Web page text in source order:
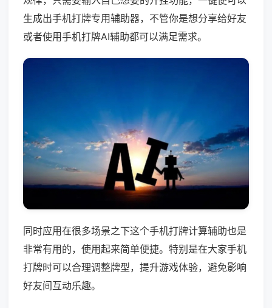
生成出手机打牌专用辅助器，不管你是想分享给好友
或者使用手机打牌AI辅助都可以满足需求。
同时应用在很多场景之下这个手机打牌计算辅助也是
非常有用的，使用起来简单便捷。特别是在大家手机
打牌时可以合理调整牌型，提升游戏体验，避免影响
好友间互动乐趣。